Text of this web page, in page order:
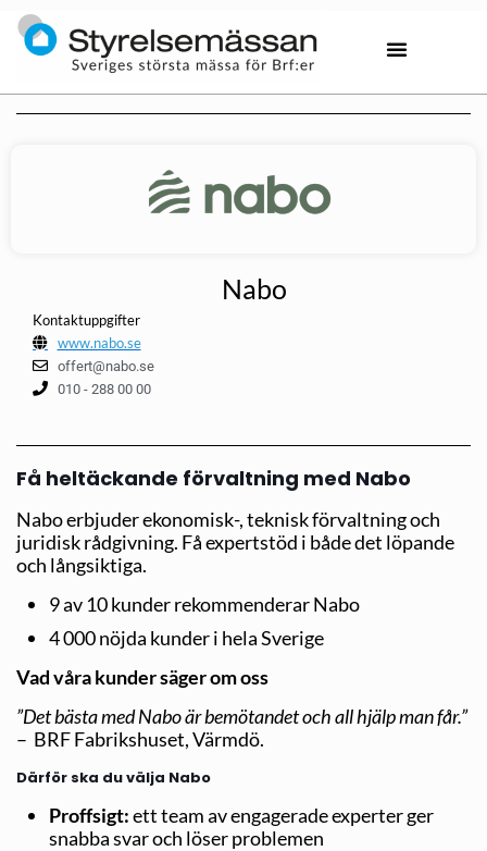
Nabo
Kontaktuppgifter
www.nabo.se
offert@nabo.se
010 - 288 00 00
Få heltäckande förvaltning med Nabo
Nabo erbjuder ekonomisk-, teknisk förvaltning och
juridisk rådgivning. Få expertstöd i både det löpande
och långsiktiga.
9 av 10 kunder rekommenderar Nabo
4 000 nöjda kunder i hela Sverige
Vad våra kunder säger om oss
”Det bästa med Nabo är bemötandet och all hjälp man får.”
– BRF Fabrikshuset, Värmdö.
Därför ska du välja Nabo
Proffsigt:ett team av engagerade experter ger
snabba svar och löser problemen